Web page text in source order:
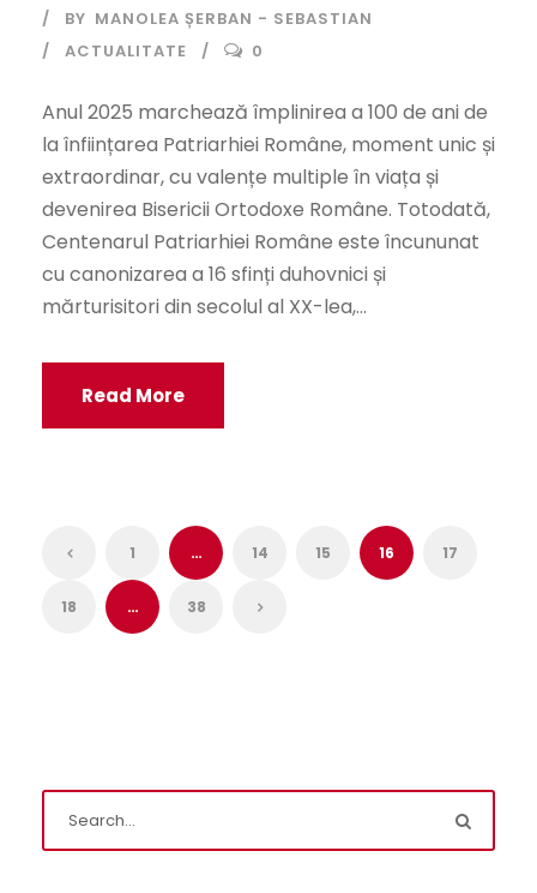
BY MANOLEA ȘERBAN - SEBASTIAN
ACTUALITATE
0
Anul 2025 marchează împlinirea a 100 de ani de
la înființarea Patriarhiei Române, moment unic și
extraordinar, cu valențe multiple în viața și
devenirea Bisericii Ortodoxe Române. Totodată,
Centenarul Patriarhiei Române este încununat
cu canonizarea a 16 sfinți duhovnici și
mărturisitori din secolul al XX-lea,...
Read More
1 … 14 15 16 17
18 … 38